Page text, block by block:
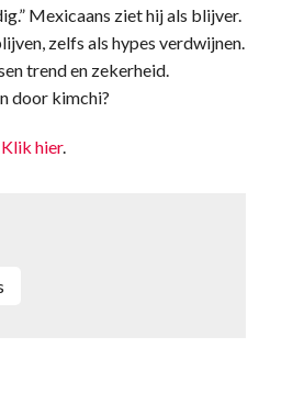
Mexicaans ziet hij als blijver.
zelfs als hypes verdwijnen.
trend en zekerheid.
door kimchi?
Klik hier.